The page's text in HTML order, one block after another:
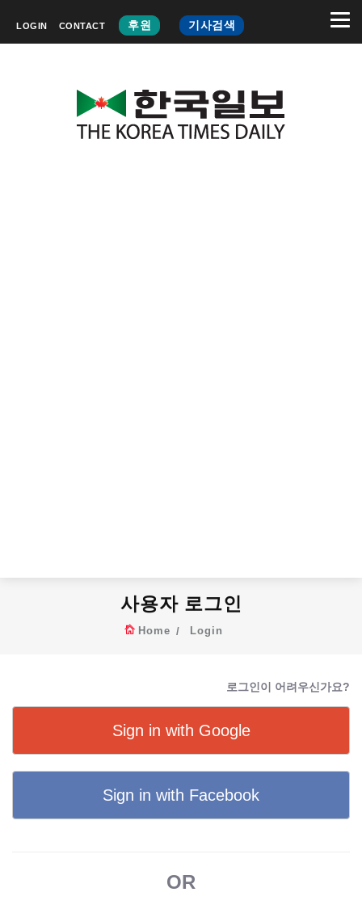
LOGIN CONTACT 후원 기사검색
사용자 로그인
Home Login
로그인이 어려우신가요?
Sign in with Google
Sign in with Facebook
OR